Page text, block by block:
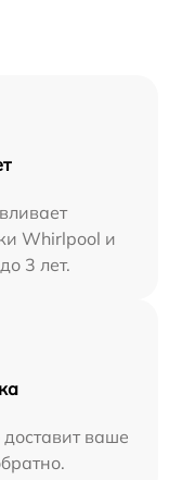
Whirlpool и
3 лет.
ваше